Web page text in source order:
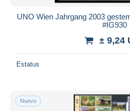
UNO Wien Jahrgang 2003
#IG930
± 9,24
Estatus
Nuevo